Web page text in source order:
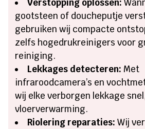
Verstopping oplossen:
gootsteen of doucheputje
gebruiken wij compacte
zelfs hogedrukreinigers voor
reiniging.
Lekkages detecteren: Met
infraroodcamera’s en
wij elke verborgen lekkage
vloerverwarming.
Riolering reparaties: Wij